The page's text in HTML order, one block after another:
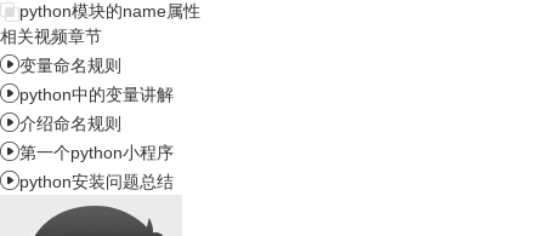
python模块的name属性
相关视频章节
变量命名规则
python中的变量讲解
介绍命名规则
第一个python小程序
python安装问题总结